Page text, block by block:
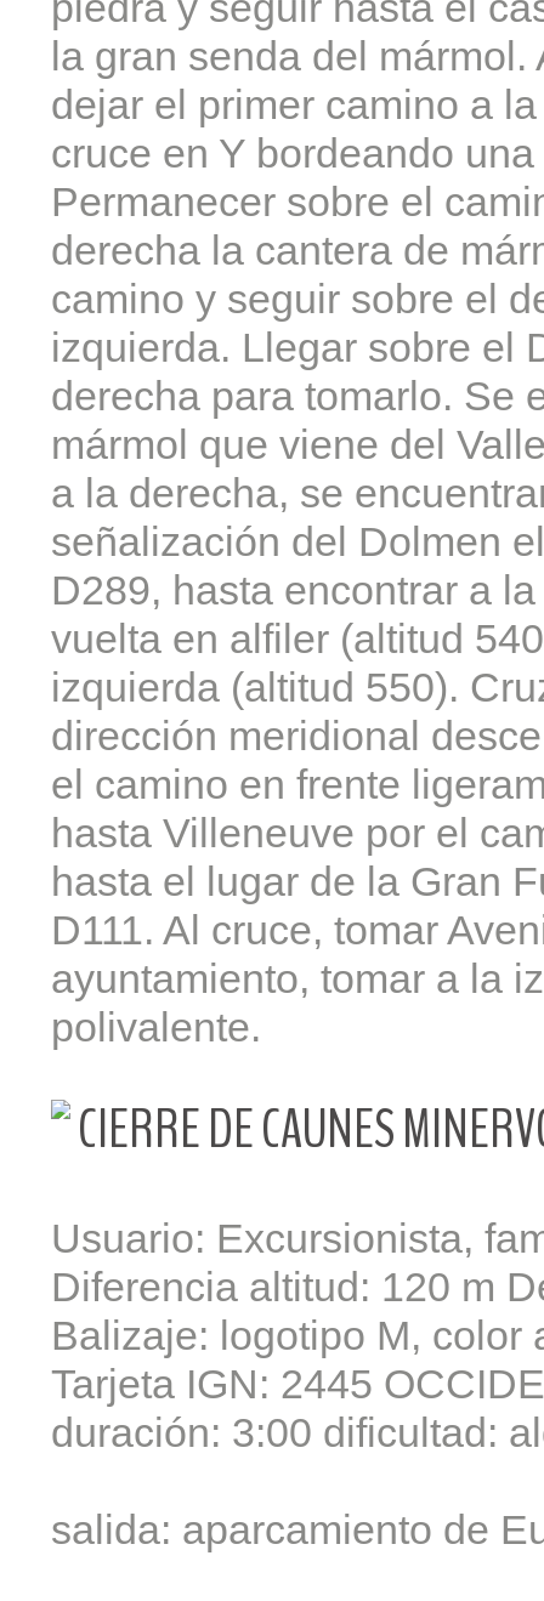
la gran senda del
dejar el primer camino a
cruce en Y bordeando
Permanecer sobre el
derecha la cantera de
camino y seguir sobre el
izquierda. Llegar sobre el
derecha para tomarlo. Se
mármol que viene del
a la derecha, se
señalización del Dolmen
D289, hasta encontrar a
vuelta en alfiler (altitud
izquierda (altitud 550).
dirección meridional
el camino en frente
hasta Villeneuve por el
hasta el lugar de la Gran
D111. Al cruce, tomar
ayuntamiento, tomar a la
polivalente.
CIERRE DE CAUNES
Usuario: Excursionista,
Diferencia altitud: 120 m
Balizaje: logotipo M, color
Tarjeta IGN: 2445
duración: 3:00 dificultad:
salida: aparcamiento de